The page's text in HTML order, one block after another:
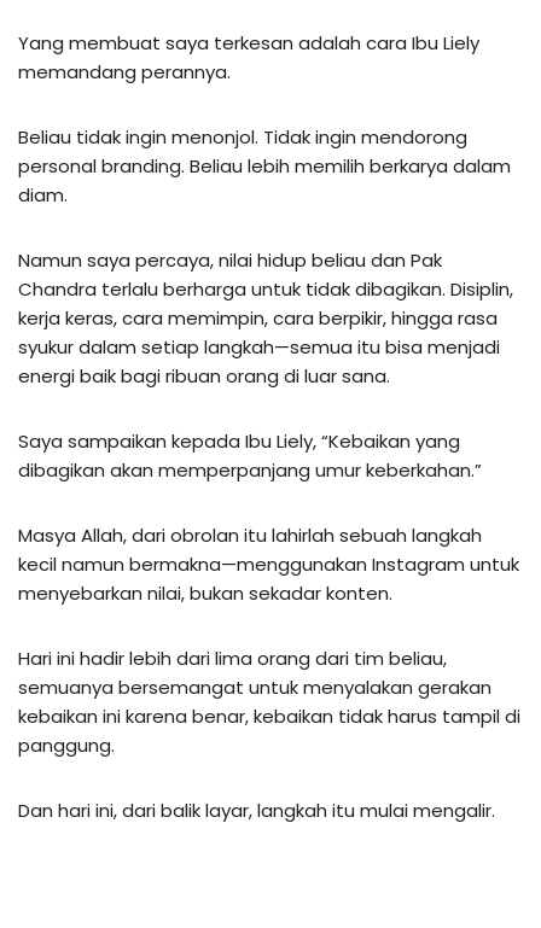
Yang membuat saya terkesan adalah cara Ibu Liely
memandang perannya.
Beliau tidak ingin menonjol. Tidak ingin mendorong
personal branding. Beliau lebih memilih berkarya dalam
diam.
Namun saya percaya, nilai hidup beliau dan Pak
Chandra terlalu berharga untuk tidak dibagikan. Disiplin,
kerja keras, cara memimpin, cara berpikir, hingga rasa
syukur dalam setiap langkah—semua itu bisa menjadi
energi baik bagi ribuan orang di luar sana.
Saya sampaikan kepada Ibu Liely, “Kebaikan yang
dibagikan akan memperpanjang umur keberkahan.”
Masya Allah, dari obrolan itu lahirlah sebuah langkah
kecil namun bermakna—menggunakan Instagram untuk
menyebarkan nilai, bukan sekadar konten.
Hari ini hadir lebih dari lima orang dari tim beliau,
semuanya bersemangat untuk menyalakan gerakan
kebaikan ini karena benar, kebaikan tidak harus tampil di
panggung.
Dan hari ini, dari balik layar, langkah itu mulai mengalir.